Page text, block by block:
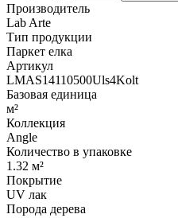
Производитель
Lab Arte
Тип продукции
Паркет елка
Артикул
LMAS14110500Uls4Kolt
Базовая единица
м²
Коллекция
Angle
Количество в упаковке
1.32 м²
Покрытие
UV лак
Порода дерева